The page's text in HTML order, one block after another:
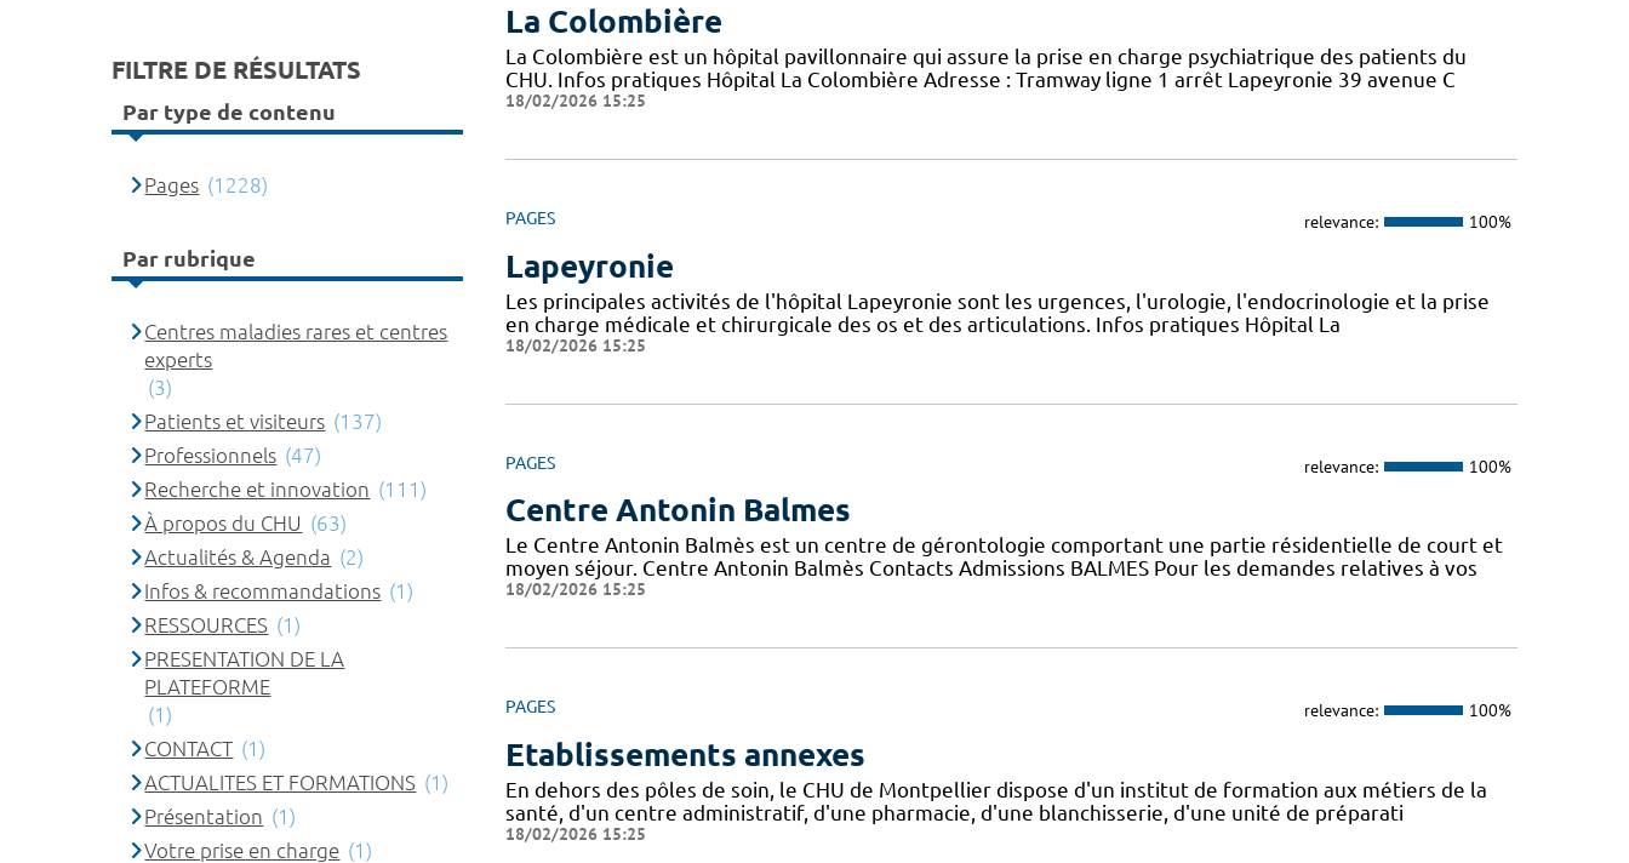
La Colombière
La Colombière est un hôpital pavillonnaire qui assure la prise en charge psychiatrique des patients du
CHU. Infos pratiques Hôpital La Colombière Adresse : Tramway ligne 1 arrêt Lapeyronie 39 avenue C
18/02/2026 15:25
PAGES relevance: 100%
Lapeyronie
Les principales activités de l'hôpital Lapeyronie sont les urgences, l'urologie, l'endocrinologie et la prise
en charge médicale et chirurgicale des os et des articulations. Infos pratiques Hôpital La
18/02/2026 15:25
PAGES relevance: 100%
Centre Antonin Balmes
Le Centre Antonin Balmès est un centre de gérontologie comportant une partie résidentielle de court et
moyen séjour. Centre Antonin Balmès Contacts Admissions BALMES Pour les demandes relatives à vos
18/02/2026 15:25
PAGES relevance: 100%
Etablissements annexes
En dehors des pôles de soin, le CHU de Montpellier dispose d'un institut de formation aux métiers de la
santé, d'un centre administratif, d'une pharmacie, d'une blanchisserie, d'une unité de préparati
18/02/2026 15:25
FILTRE DE RÉSULTATS
Par type de contenu
Pages (1228)
Par rubrique
Centres maladies rares et centres
experts
(3)
Patients et visiteurs (137)
Professionnels (47)
Recherche et innovation (111)
À propos du CHU (63)
Actualités & Agenda (2)
Infos & recommandations (1)
RESSOURCES (1)
PRESENTATION DE LA
PLATEFORME
(1)
CONTACT (1)
ACTUALITES ET FORMATIONS (1)
Présentation (1)
Votre prise en charge (1)